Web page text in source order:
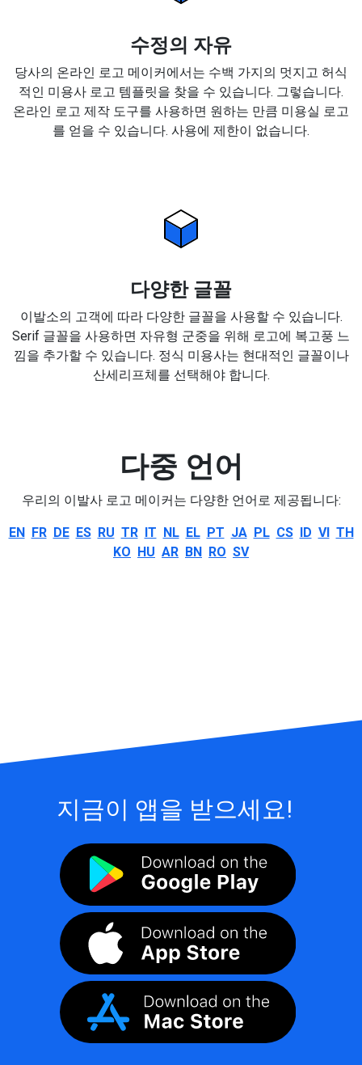
수정의 자유
당사의 온라인 로고 메이커에서는 수백 가지의 멋지고 허식
적인 미용사 로고 템플릿을 찾을 수 있습니다. 그렇습니다.
온라인 로고 제작 도구를 사용하면 원하는 만큼 미용실 로고
를 얻을 수 있습니다. 사용에 제한이 없습니다.
다양한 글꼴
이발소의 고객에 따라 다양한 글꼴을 사용할 수 있습니다.
Serif 글꼴을 사용하면 자유형 군중을 위해 로고에 복고풍 느
낌을 추가할 수 있습니다. 정식 미용사는 현대적인 글꼴이나
산세리프체를 선택해야 합니다.
다중 언어
우리의 이발사 로고 메이커는 다양한 언어로 제공됩니다:
EN FR DE ES RU TR IT NL EL PT JA PL CS ID VI TH
KO HU AR BN RO SV
지금이 앱을 받으세요!